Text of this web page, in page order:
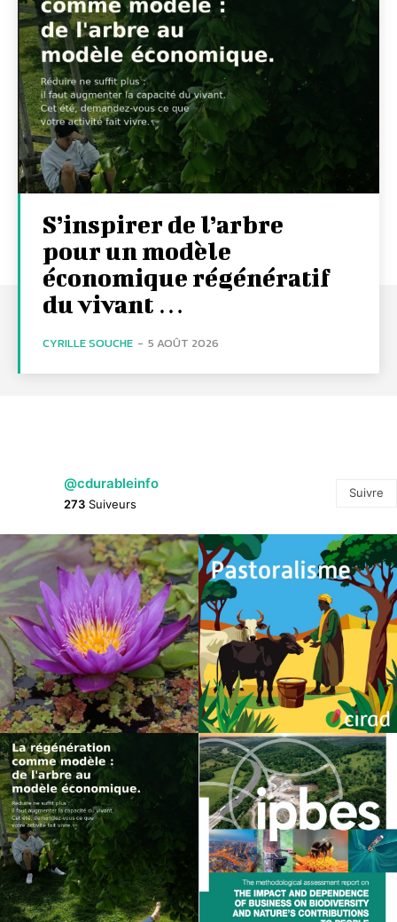
S’inspirer de l’arbre
pour un modèle
économique régénératif
du vivant …
CYRILLE SOUCHE - 5 AOÛT 2026
@cdurableinfo
273 Suiveurs
Suivre